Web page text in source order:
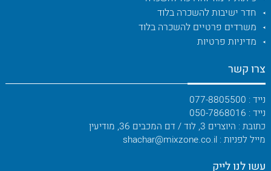
חדר ישיבות להשכרה בלוד
משרדים פרטיים להשכרה בלוד
מדיניות פרטיות
צרו קשר
נייד : 077-8805500
נייד : 050-7868016
כתובת : היוצרים 3, לוד / דם המכבים 36, מודיעין
מייל לפניות : shachar@mixzone.co.il
עשו לנו לייק